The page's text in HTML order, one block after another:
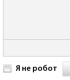
Я не робот